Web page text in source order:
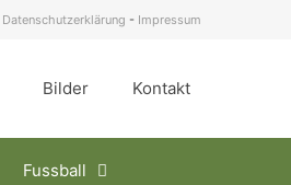
Datenschutzerklärung - Impressum
Bilder Kontakt
Fussball